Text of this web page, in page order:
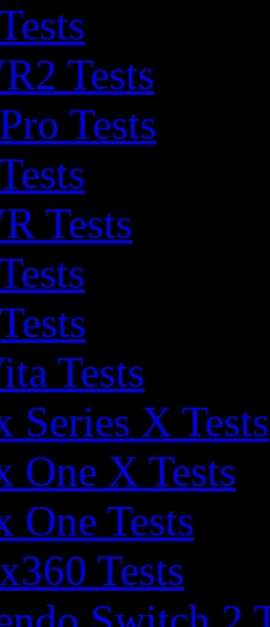
Tests
Tests
Tests
Tests
Series X Tests
One X Tests
One Tests
Tests